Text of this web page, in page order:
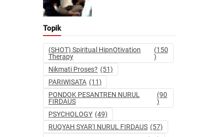
Topik
(SHOT) Spiritual HipnOtivation
Therapy
(150
)
Nikmati Proses? (51)
PARIWISATA (11)
PONDOK PESANTREN NURUL
FIRDAUS
(90
)
PSYCHOLOGY (49)
RUQYAH SYAR'I NURUL FIRDAUS (57)